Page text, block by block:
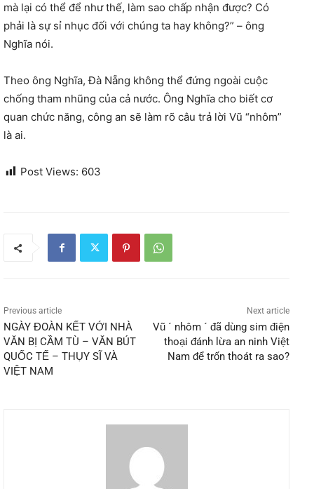
mà lại có thể để như thế, làm sao chấp nhận được? Có
phải là sự sỉ nhục đối với chúng ta hay không?” – ông
Nghĩa nói.
Theo ông Nghĩa, Đà Nẵng không thể đứng ngoài cuộc
chống tham nhũng của cả nước. Ông Nghĩa cho biết cơ
quan chức năng, công an sẽ làm rõ câu trả lời Vũ “nhôm”
là ai.
Post Views: 603
Previous article
NGÀY ĐOÀN KẾT VỚI NHÀ
VĂN BỊ CẦM TÙ – VĂN BÚT
QUỐC TẾ – THỤY SĨ VÀ
VIỆT NAM
Next article
Vũ ´ nhôm ´ đã dùng sim điện
thoại đánh lừa an ninh Việt
Nam để trốn thoát ra sao?